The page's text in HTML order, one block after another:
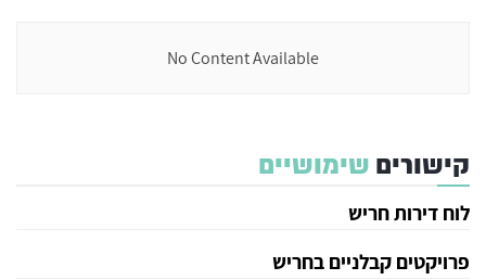
No Content Available
קישורים שימושיים
לוח דירות חריש
פרויקטים קבלניים בחריש